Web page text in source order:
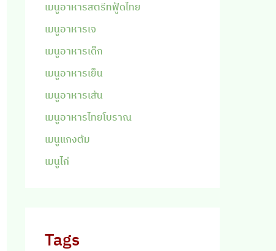
เมนูอาหารสตรีทฟู้ดไทย
เมนูอาหารเจ
เมนูอาหารเด็ก
เมนูอาหารเย็น
เมนูอาหารเส้น
เมนูอาหารไทยโบราณ
เมนูแกงต้ม
เมนูไก่
Tags